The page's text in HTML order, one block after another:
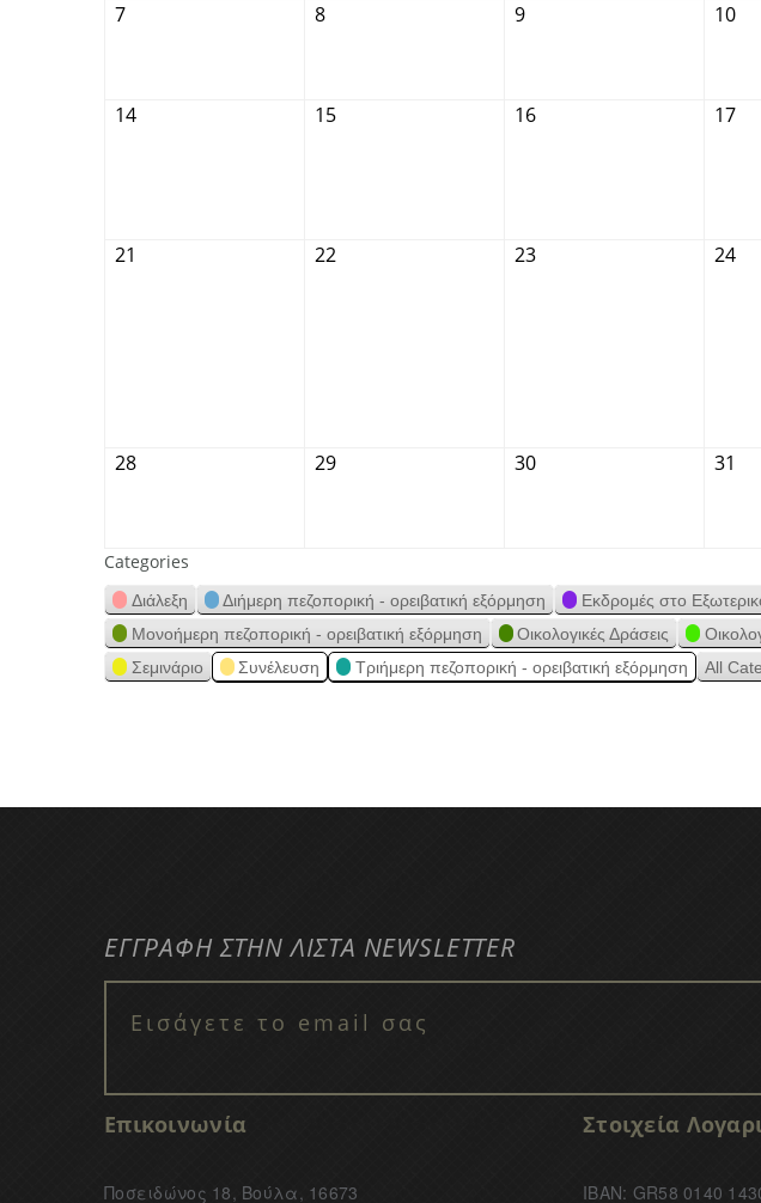
7 8 9 10
14 15 16 17
21 22 23 24
28 29 30 31
Categories
Διάλεξη Διήμερη πεζοπορική - ορειβατική εξόρμηση Εκδρομές στο
Μονοήμερη πεζοπορική - ορειβατική εξόρμηση
Οικολογικές Δράσεις
Σεμινάριο
Συνέλευση Τριήμερη πεζοπορική - ορειβατική εξόρμηση All
ΕΓΓΡΑΦΗ ΣΤΗΝ ΛΙΣΤΑ NEWSLETTER
Επικοινωνία
Ποσειδώνος 18, Βούλα, 16673
Στοιχεία
IBAN: GR58 0140